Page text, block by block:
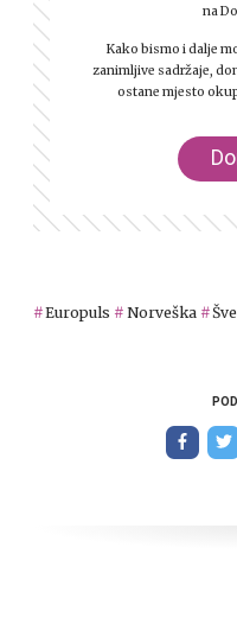
na
Kako bismo i dalje
zanimljive sadržaje,
ostane mjesto
Europuls Norveška